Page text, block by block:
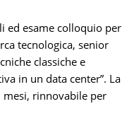
ed esame colloquio per
tecnologica, senior
classiche e
in un data center”. La
mesi, rinnovabile per